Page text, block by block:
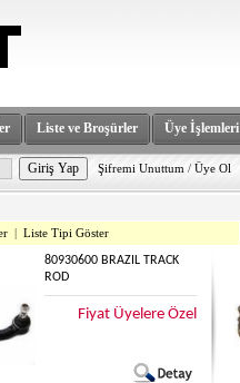
Liste ve Broşürler Üye İşlemleri
Şifremi Unuttum / Üye Ol
Liste Tipi Göster
80930600 BRAZIL TRACK
ROD
Fiyat Üyelere Özel